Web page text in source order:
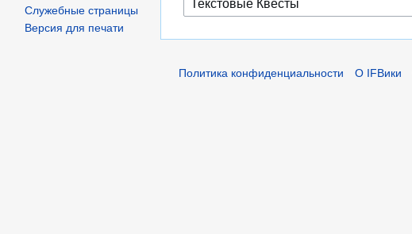
Служебные страницы
Версия для печати
Политика конфиденциальности О IFВики